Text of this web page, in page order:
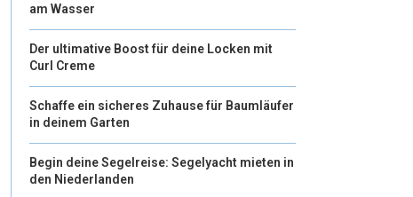
am Wasser
Der ultimative Boost für deine Locken mit
Curl Creme
Schaffe ein sicheres Zuhause für Baumläufer
in deinem Garten
Begin deine Segelreise: Segelyacht mieten in
den Niederlanden